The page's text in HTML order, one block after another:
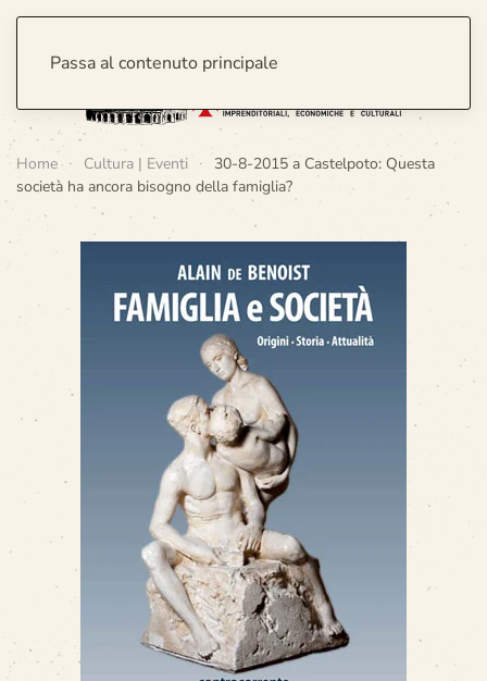
Passa al contenuto principale
Home Cultura | Eventi
30-8-2015 a Castelpoto: Questa
società ha ancora bisogno della famiglia?